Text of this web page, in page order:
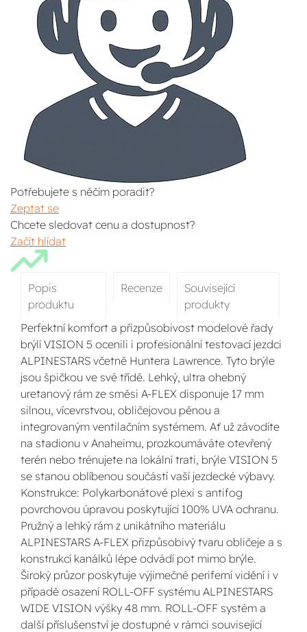
Potřebujete s něčím poradit?
Zeptat se
Chcete sledovat cenu a dostupnost?
Začít hlídat
Popis
produktu
Recenze
Související
produkty
Perfektní komfort a přizpůsobivost modelové řady
brýlí VISION 5 ocenili i profesionální testovací jezdci
ALPINESTARS včetně Huntera Lawrence. Tyto brýle
jsou špičkou ve své třídě. Lehký, ultra ohebný
uretanový rám ze směsi A-FLEX disponuje 17 mm
silnou, vícevrstvou, obličejovou pěnou a
integrovaným ventilačním systémem. Ať už závodíte
na stadionu v Anaheimu, prozkoumáváte otevřený
terén nebo trénujete na lokální trati, brýle VISION 5
se stanou oblíbenou součástí vaší jezdecké výbavy.
Konstrukce: Polykarbonátové plexi s antifog
povrchovou úpravou poskytující 100% UVA ochranu.
Pružný a lehký rám z unikátního materiálu
ALPINESTARS A-FLEX přizpůsobivý tvaru obličeje a s
konstrukcí kanálků lépe odvádí pot mimo brýle.
Široký průzor poskytuje výjimečné periferní vidění i v
případě osazení ROLL-OFF systému ALPINESTARS
WIDE VISION výšky 48 mm. ROLL-OFF systém a
další příslušenství je dostupné v rámci související